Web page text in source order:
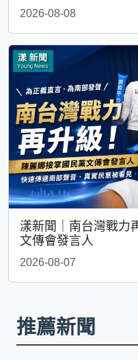
2026-08-08
漾新聞｜南台灣戰力
文傳會發言人
2026-08-07
推薦新聞